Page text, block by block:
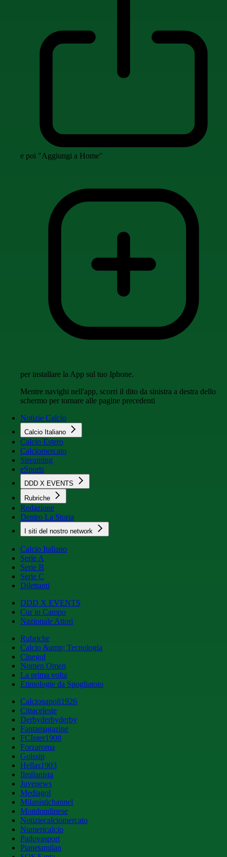
e poi "Aggiungi a Home"
per installare la App sul tuo Iphone.
Mentre navighi nell'app, scorri il dito da sinistra a destra dello
schermo per tornare alle pagine precedenti
Notizie Calcio
Calcio Italiano
Calcio Estero
Calciomercato
Streaming
eSports
DDD X EVENTS
Rubriche
Redazione
Dentro La Storia
I siti del nostro network
Calcio Italiano
Serie A
Serie B
Serie C
Dilettanti
DDD X EVENTS
Cur in Campo
Nazionale Attori
Rubriche
Calcio &amp; Tecnologia
Cinegol
Nomen Omen
La prima volta
Etimologie da Spogliatoio
Calcionapoli1926
Cittaceleste
Derbyderbyderby
Fantamagazine
FCInter1908
Forzaroma
Golssip
Hellas1903
Ilmilanista
Juvenews
Mediagol
Milanistichannel
Mondoudinese
Notiziecalciomercato
Numericalcio
Padovasport
Pianetamilan